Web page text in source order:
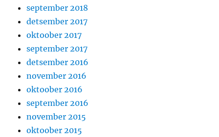
september 2018
detsember 2017
oktoober 2017
september 2017
detsember 2016
november 2016
oktoober 2016
september 2016
november 2015
oktoober 2015